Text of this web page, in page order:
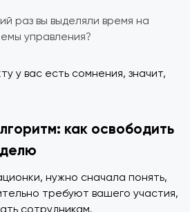
раз вы выделяли время на
управления?
у вас есть сомнения, значит,
как освободить
нужно сначала понять,
требуют вашего участия,
сотрудникам.